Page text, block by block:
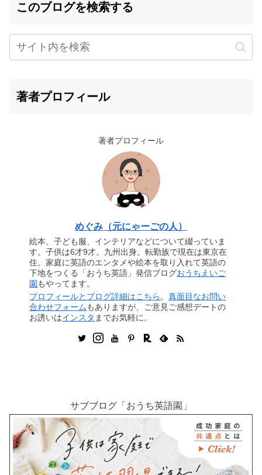
このブログを検索する
著者プロフィール
著者プロフィール
めぐみ（元にゃーごの人）
絵本、子ども服、インテリアなどについて綴っていま
す。子供は6才9才。九州出身。転勤族で現在は東京在
住。家庭に英語のエンタメや絵本を取り入れて英語の
下地をつくる「おうち英語」発信ブログおうちえいご
園 もやってます。
プロフィールとブログ詳細はこちら。真面目なお問い
合わせフォームもありますが、ご意見ご感想デートの
お誘いはインスタ までお気軽に。
サブブログ「おうち英語園」